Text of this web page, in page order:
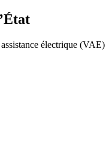
électrique (VAE)